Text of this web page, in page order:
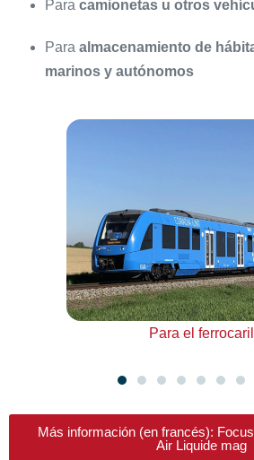
Para camionetas u otros
Para almacenamiento de
marinos y autónomos
Transporte por carreteras pesadas
Más información (en francés):
Air Liquide mag